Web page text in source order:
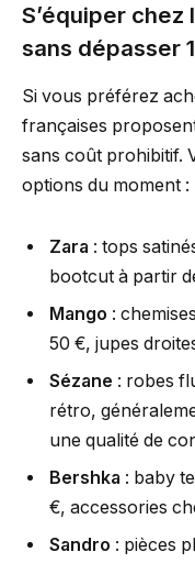
S’équiper
sans dépasser
Si vous préférez
françaises
sans coût prohibitif.
options du moment :
Zara : tops
bootcut à partir
Mango :
50 €, jupes
Sézane : robes
rétro,
une qualité de
Bershka : baby
€, accessories
Sandro : pièces